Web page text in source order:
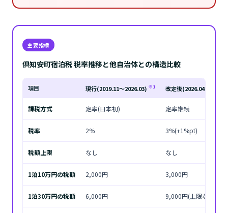
主要指標
倶知安町宿泊税 税率推移と他自治体との構造比較
項目 現行(2019.11〜2026.03) ※1 改定後(2026.04〜)
課税方式 定率(日本初) 定率継続
税率 2% 3%(+1%pt)
税額上限 なし なし
1泊10万円の税額 2,000円 3,000円
1泊30万円の税額 6,000円 9,000円(上限なし)